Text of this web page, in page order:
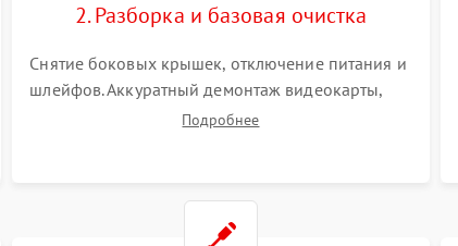
2. Разборка и базовая очистка
Снятие боковых крышек, отключение питания и
шлейфов. Аккуратный демонтаж видеокарты,
оперативной памяти и кулеров. Тщательная
Подробнее